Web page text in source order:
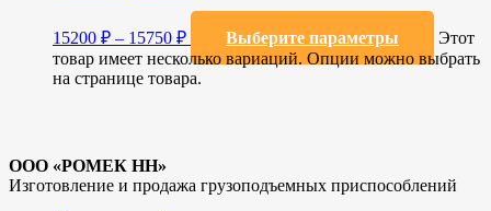
15200 ₽ – 15750 ₽ Выберите параметры
Этот
товар имеет несколько вариаций. Опции можно выбрать
на странице товара.
ООО «РОМЕК НН»
Изготовление и продажа грузоподъемных приспособлений